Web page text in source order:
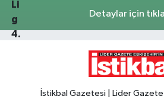
Detaylar için
İstikbal Gazetesi | Lider Gazete